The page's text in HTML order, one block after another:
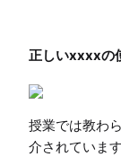
授業では教わ
介されていま